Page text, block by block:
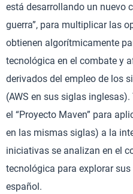
está desarrollando un nuevo
guerra”, para multiplicar las
obtienen algorítmicamente
tecnológica en el combate y
derivados del empleo de los
(AWS en sus siglas
el “Proyecto Maven” para
en las mismas siglas) a la
iniciativas se analizan en el
tecnológica para explorar
español.